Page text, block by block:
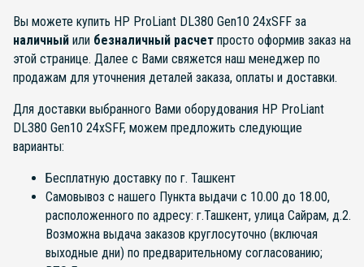
Вы можете купить HP ProLiant DL380 Gen10 24xSFF за
наличный или безналичный расчет просто оформив заказ на
этой странице. Далее с Вами свяжется наш менеджер по
продажам для уточнения деталей заказа, оплаты и доставки.
Для доставки выбранного Вами оборудования HP ProLiant
DL380 Gen10 24xSFF, можем предложить следующие
варианты:
Бесплатную доставку по г. Ташкент
Самовывоз с нашего Пункта выдачи с 10.00 до 18.00,
расположенного по адресу: г.Ташкент, улица Сайрам, д.2.
Возможна выдача заказов круглосуточно (включая
выходные дни) по предварительному согласованию;